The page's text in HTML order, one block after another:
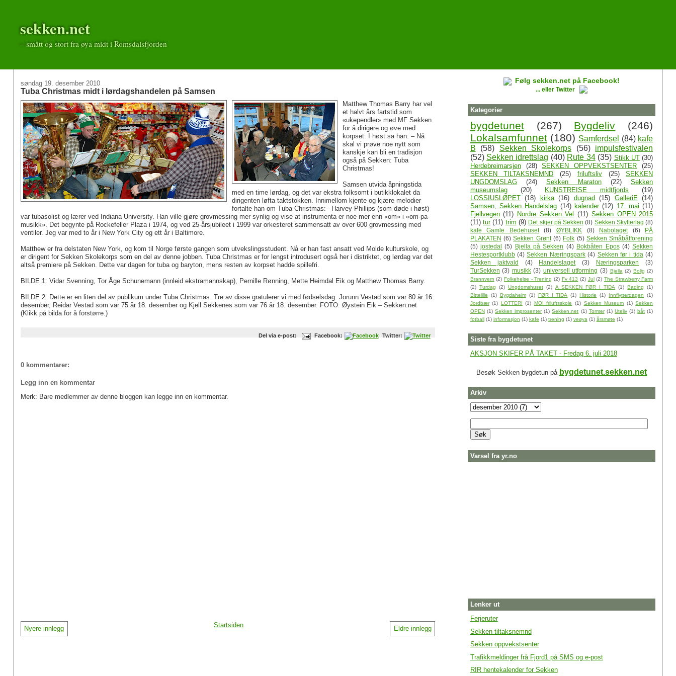
sekken.net
– smått og stort fra øya midt i Romsdalsfjorden
søndag 19. desember 2010
Tuba Christmas midt i lørdagshandelen på Samsen
Matthew Thomas Barry har vel
et halvt års fartstid som
«ukependler» med MF Sekken
for å dirigere og øve med
korpset. I høst sa han: – Nå
skal vi prøve noe nytt som
kanskje kan bli en tradisjon
også på Sekken: Tuba
Christmas!
Samsen utvida åpningstida
med en time lørdag, og det var ekstra folksomt i butikklokalet da
dirigenten løfta taktstokken. Innimellom kjente og kjære melodier
fortalte han om Tuba Christmas:– Harvey Phillips (som døde i høst)
var tubasolist og lærer ved Indiana University. Han ville gjøre grovmessing mer synlig og vise at instrumenta er noe mer enn «om» i «om-pa-
musikk». Det begynte på Rockefeller Plaza i 1974, og ved 25-årsjubileet i 1999 var orkesteret sammensatt av over 600 grovmessing med
ventiler. Jeg var med to år i New York City og ett år i Baltimore.
Matthew er fra delstaten New York, og kom til Norge første gangen som utvekslingsstudent. Nå er han fast ansatt ved Molde kulturskole, og
er dirigent for Sekken Skolekorps som en del av denne jobben. Tuba Christmas er for lengst introdusert også her i distriktet, og lørdag var det
altså premiere på Sekken. Dette var dagen for tuba og baryton, mens resten av korpset hadde spillefri.
BILDE 1: Vidar Svenning, Tor Åge Schunemann (innleid ekstramannskap), Pernille Rønning, Mette Heimdal Eik og Matthew Thomas Barry.
BILDE 2: Dette er en liten del av publikum under Tuba Christmas. Tre av disse gratulerer vi med fødselsdag: Jorunn Vestad som var 80 år 16.
desember, Reidar Vestad som var 75 år 18. desember og Kjell Sekkenes som var 76 år 18. desember. FOTO: Øystein Eik – Sekken.net
(Klikk på bilda for å forstørre.)
Del via e-post: Facebook: Twitter:
0 kommentarer:
Legg inn en kommentar
Merk: Bare medlemmer av denne bloggen kan legge inn en kommentar.
Nyere innlegg Eldre innlegg
Startsiden
Følg sekken.net på Facebook!
... eller Twitter
Kategorier
bygdetunet (267) Bygdeliv
(246)
Lokalsamfunnet (180) Samferdsel (84) kafe
B
(58) Sekken Skolekorps (56)
impulsfestivalen
(52) Sekken idrettslag (40) Rute 34 (35) Stikk UT (30)
Herdebreimarsjen
(28) SEKKEN OPPVEKSTSENTER
(25)
SEKKEN TILTAKSNEMND
(25) friluftsliv (25)
SEKKEN
UNGDOMSLAG
(24) Sekken Maraton (22)
Sekken
museumslag
(20) KUNSTREISE midtfjords
(19)
LOSSIUSLØPET (18) kirka (16) dugnad (15) GalleriE
(14)
Samsen; Sekken Handelslag (14) kalender (12) 17. mai (11)
Fjellvegen (11) Nordre Sekken Vel (11) Sekken OPEN 2015
(11) tur (11) trim (9) Det skjer på Sekken (8) Sekken Skytterlag (8)
kafe Gamle Bedehuset
(8) ØYBLIKK (8) Nabolaget (6)
PÅ
PLAKATEN (6) Sekken Grønt (6) Folk (5) Sekken Småbåtforening
(5) jostedal (5) Bjella på Sekken (4) Bokbåten Epos (4) Sekken
Hestesportklubb (4) Sekken Næringspark (4) Sekken før i tida (4)
Sekken jaktvald
(4) Handelslaget (3) Næringsparken
(3)
TurSekken (3) musikk (3) universell utforming (3) Bjella (2) Bolig (2)
Brannvern (2) Folkehelse - Trening (2) Fv 413 (2) Jul (2) The Strawberry Farm
(2) Turdag (2) Ungdomshuset (2) A SEKKEN FØR I TIDA (1) Bading
(1)
Bittelille
(1) Bygdaheim (1) FØR I TIDA (1) Historie (1) Innflytterdagen
(1)
Jordbær (1) LOTTERI (1) MOI friluftsskole (1) Sekken Museum (1) Sekken
OPEN (1) Sekken improsenter (1) Sekken.net (1) Tomter (1) Uteliv (1) båt (1)
fotball (1) informasjon (1) kafe (1) trening (1) veøya (1) årsmøte (1)
Siste fra bygdetunet
AKSJON SKIFER PÅ TAKET - Fredag 6. juli 2018
Besøk Sekken bygdetun på bygdetunet.sekken.net
Arkiv
Varsel fra yr.no
Lenker ut
Ferjeruter
Sekken tiltaksnemnd
Sekken oppvekstsenter
Trafikkmeldinger frå Fjord1 på SMS og e-post
RIR hentekalender for Sekken